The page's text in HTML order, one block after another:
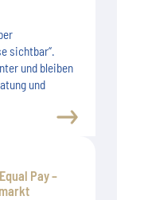
sichtbar“.
und bleiben
und
Pay –